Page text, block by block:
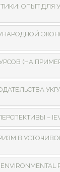
ОПЫТ ДЛЯ
ЭКОНОМИКЕ
(НА ПРИМЕРЕ
–
В